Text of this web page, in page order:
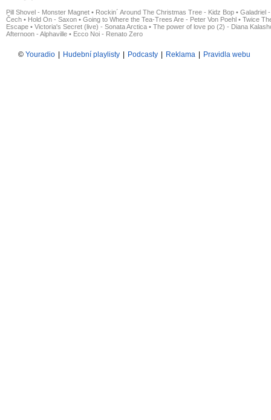
Pill Shovel - Monster Magnet • Rockin´ Around The Christmas Tree - Kidz Bop • Galadriel
Čech • Hold On - Saxon • Going to Where the Tea-Trees Are - Peter Von Poehl • Twice
Escape • Victoria's Secret (live) - Sonata Arctica • The power of love po (2) - Diana
Afternoon - Alphaville • Ecco Noi - Renato Zero
© Youradio Hudební playlisty Podcasty Reklama Pravidla webu